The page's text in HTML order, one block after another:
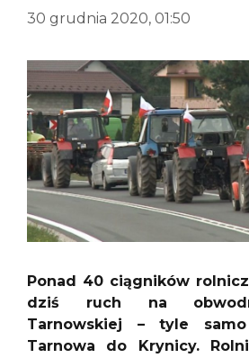
30 grudnia 2020, 01:50
Ponad 40 ciągników
dziś ruch na
Tarnowskiej – tyle
Tarnowa do Krynicy.